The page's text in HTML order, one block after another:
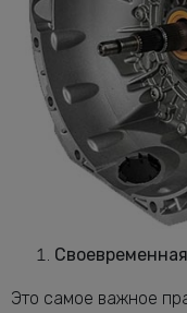
Это самое важное